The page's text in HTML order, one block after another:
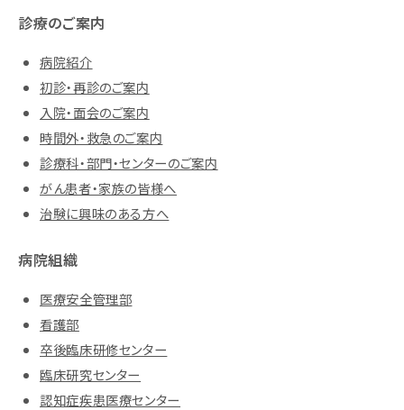
診療のご案内
病院紹介
初診・再診のご案内
入院・面会のご案内
時間外・救急のご案内
診療科・部門・センターのご案内
がん患者・家族の皆様へ
治験に興味のある方へ
病院組織
医療安全管理部
看護部
卒後臨床研修センター
臨床研究センター
認知症疾患医療センター